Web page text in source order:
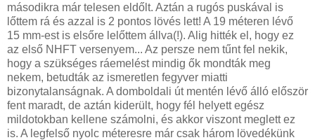
másodikra már telesen eldőlt. Aztán a rugós puskával is
lőttem rá és azzal is 2 pontos lövés lett! A 19 méteren lévő
15 mm-est is elsőre lelőttem állva(!). Alig hitték el, hogy ez
az első NHFT versenyem... Az persze nem tűnt fel nekik,
hogy a szükséges ráemelést mindig ők mondták meg
nekem, betudták az ismeretlen fegyver miatti
bizonytalanságnak. A domboldali út mentén lévő álló először
fent maradt, de aztán kiderült, hogy fél helyett egész
mildotokban kellene számolni, és akkor viszont meglett ez
is. A legfelső nyolc méteresre már csak három lövedékünk